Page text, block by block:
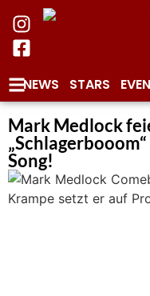
NEWS STARS
Mark Medlock
Song!